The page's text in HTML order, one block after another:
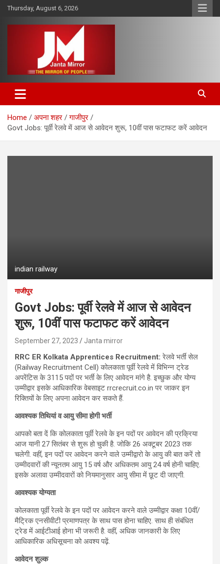
Skip
content
Thursday, August 6, 2026
Janta Mirror
Home अपना शहर
गाजीपुर
Govt Jobs: पूर्वी रेलवे में आज से आवेदन शुरू, 10वीं पास फटाफट करें आवेदन
indian railway
गाजीपुर
Govt Jobs: पूर्वी रेलवे में आज से आवेदन
शुरू, 10वीं पास फटाफट करें आवेदन
September 27, 2023 Janta mirror
RRC ER Kolkata Apprentices Recruitment:रेलवे भर्ती सेल
(Railway Recruitment Cell) कोलकाता पूर्वी रेलवे में विभिन्न ट्रेड
अपरेंटिस के 3115 पदों पर भर्ती के लिए आवेदन मांगे है. इच्छुक और योग्‍य
उम्मीद्वार इसके आधिकारिक वेबसाइट rrcrecruit.co.in पर जाकर इन
रिक्तियों के लिए अपना आवेदन कर सकते हैं.
आवश्‍यक तिथियां व आयु सीमा होगी भर्ती
आपको बता दें कि कोलकाता पूर्वी रेलवे के इन पदों पर आवेदन की प्रक्रिया
आज यानी 27 सितंबर से शुरू हो चुकी है. जोकि 26 अक्टूबर 2023 तक
चलेगी. वहीं, इन पदों पर आवेदन करने वाले उम्‍मीद्वारो के आयु की बात करें तो
उम्मीदवारों की न्यूनतम आयु 15 वर्ष और अधिकतम आयु 24 वर्ष होनी चाहिए.
इसके अलावा उम्मीदवारों को नियमानुसार आयु सीमा में छूट दी जाएगी.
आवश्‍यक योग्‍यता
कोलकाता पूर्वी रेलवे के इन पदों पर आवेदन करने वाले उम्मीद्वार कक्षा 10वीं/
मैट्रिक एनसीवीटी प्रमाणपत्र के साथ पास होना चाहिए. साथ ही संबंधित
ट्रेड में आईटीआई होना भी जरूरी है. वहीं, अधिक जानकारी के लिए
आधिकारिक अधिसूचना को अवश्‍य पढ़ें.
आवेदन शुल्‍क